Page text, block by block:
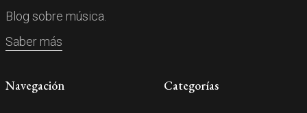
Blog sobre música.
Saber más
Navegación Categorías